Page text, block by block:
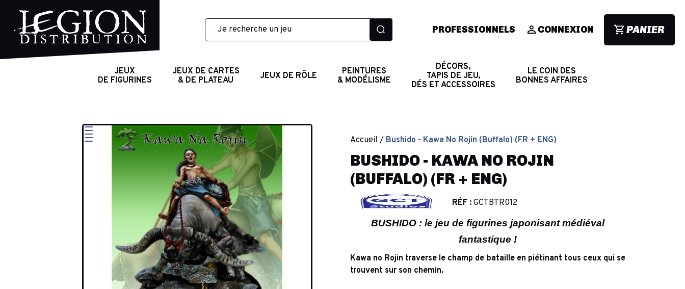
PROFESSIONNELS CONNEXION PANIER
JEUX
DE FIGURINES
JEUX DE CARTES
& DE PLATEAU
JEUX DE RÔLE
PEINTURES
& MODÉLISME
DÉCORS,
TAPIS DE JEU,
DÉS ET ACCESSOIRES
LE COIN DES
BONNES AFFAIRES
Accueil Bushido - Kawa No Rojin (Buffalo) (FR + ENG)
BUSHIDO - KAWA NO ROJIN
(BUFFALO) (FR + ENG)
RÉF : GCTBTR012
BUSHIDO : le jeu de figurines japonisant médiéval
fantastique !
Kawa no Rojin traverse le champ de bataille en piétinant tous ceux qui se
trouvent sur son chemin.